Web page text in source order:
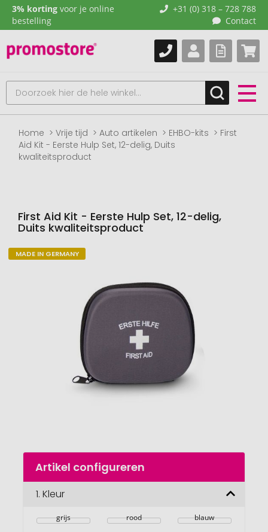
3% korting voor je online
bestelling
+31 (0) 318 – 728 788
Contact
Home Vrije tijd Auto artikelen EHBO-kits
First
Aid Kit - Eerste Hulp Set, 12-delig, Duits
kwaliteitsproduct
First Aid Kit - Eerste Hulp Set, 12-delig,
Duits kwaliteitsproduct
Naar
afbeeldingengalerij
Naar
begin
afbeeldingengalerij
MADE IN GERMANY
Artikel configureren
1. Kleur
grijs rood blauw